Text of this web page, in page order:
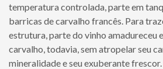
temperatura controlada, parte em
barricas de carvalho francês. Para
estrutura, parte do vinho amadureceu
carvalho, todavia, sem atropelar seu
mineralidade e seu exuberante